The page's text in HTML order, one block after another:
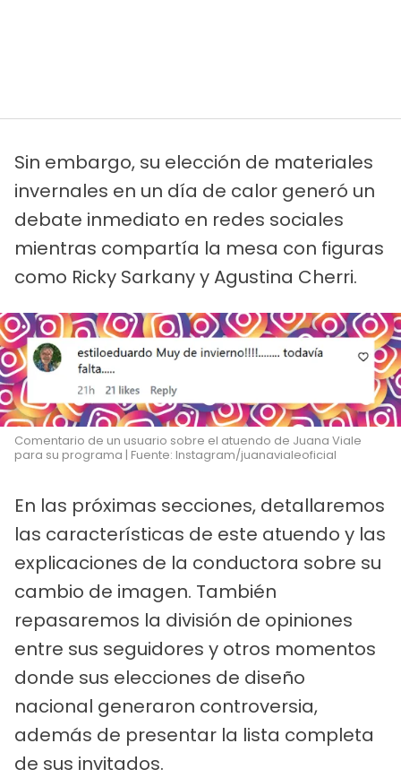
Sin embargo, su elección de materiales
invernales en un día de calor generó un
debate inmediato en redes sociales
mientras compartía la mesa con figuras
como Ricky Sarkany y Agustina Cherri.
Comentario de un usuario sobre el atuendo de Juana Viale
para su programa | Fuente: Instagram/juanavialeoficial
En las próximas secciones, detallaremos
las características de este atuendo y las
explicaciones de la conductora sobre su
cambio de imagen. También
repasaremos la división de opiniones
entre sus seguidores y otros momentos
donde sus elecciones de diseño
nacional generaron controversia,
además de presentar la lista completa
de sus invitados.